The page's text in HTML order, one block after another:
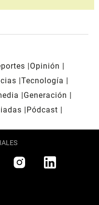
Opinión
Tecnología
Generación
Pódcast